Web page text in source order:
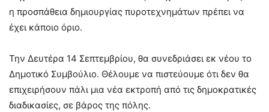
η προσπάθεια δημιουργίας πυροτεχνημάτων πρέπει να
έχει κάποιο όριο.
Την Δευτέρα 14 Σεπτεμβρίου, θα συνεδριάσει εκ νέου το
Δημοτικό Συμβούλιο. Θέλουμε να πιστεύουμε ότι δεν θα
επιχειρήσουν πάλι μια νέα εκτροπή από τις δημοκρατικές
διαδικασίες, σε βάρος της πόλης.